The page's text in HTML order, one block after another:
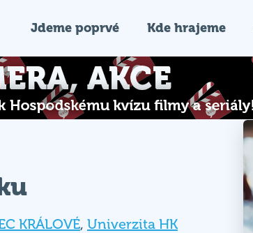
Jdeme poprvé Kde hrajeme
KRÁLOVÉ, Univerzita HK